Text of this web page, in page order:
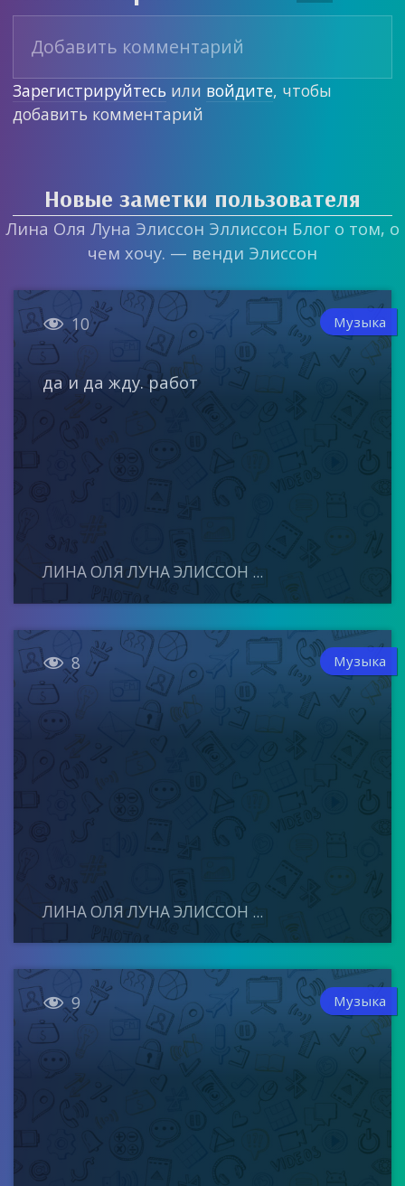
Зарегистрируйтесь или войдите, чтобы
добавить комментарий
Новые заметки пользователя
Лина Оля Луна Элиссон Эллиссон Блог о том, о
чем хочу. — венди Элиссон
 10 Музыка
да и да жду. работ
ЛИНА ОЛЯ ЛУНА ЭЛИССОН ...
 8 Музыка
ЛИНА ОЛЯ ЛУНА ЭЛИССОН ...
 9 Музыка